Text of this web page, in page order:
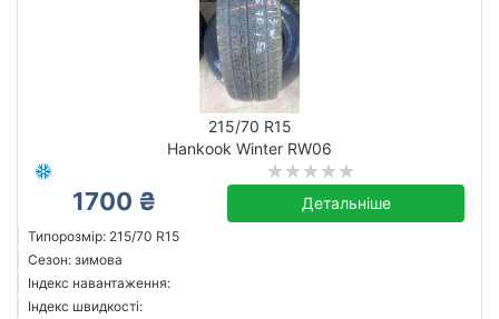
215/70 R15
Hankook Winter RW06
1700 ₴ Детальніше
Типорозмір: 215/70 R15
Сезон: зимова
Індекс навантаження:
Індекс швидкості: